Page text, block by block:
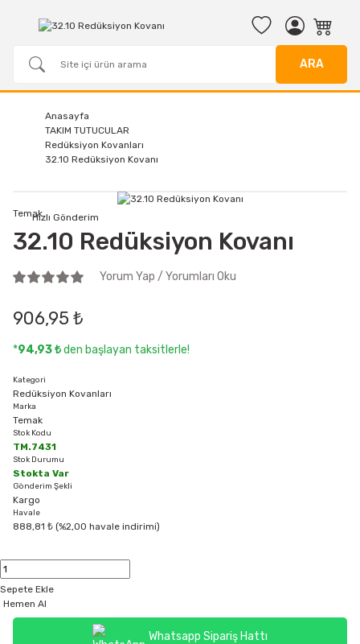
ARA
Anasayfa
TAKIM TUTUCULAR
Redüksiyon Kovanları
32.10 Redüksiyon Kovanı
Hızlı Gönderim
Temak
32.10 Redüksiyon Kovanı
Yorum Yap / Yorumları Oku
906,95 ₺
*94,93 ₺den başlayan taksitlerle!
Kategori
Redüksiyon Kovanları
Marka
Temak
Stok Kodu
TM.7431
Stok Durumu
Stokta Var
Gönderim Şekli
Kargo
Havale
888,81 ₺ (%2,00 havale indirimi)
Sepete Ekle
Hemen Al
Whatsapp Sipariş Hattı